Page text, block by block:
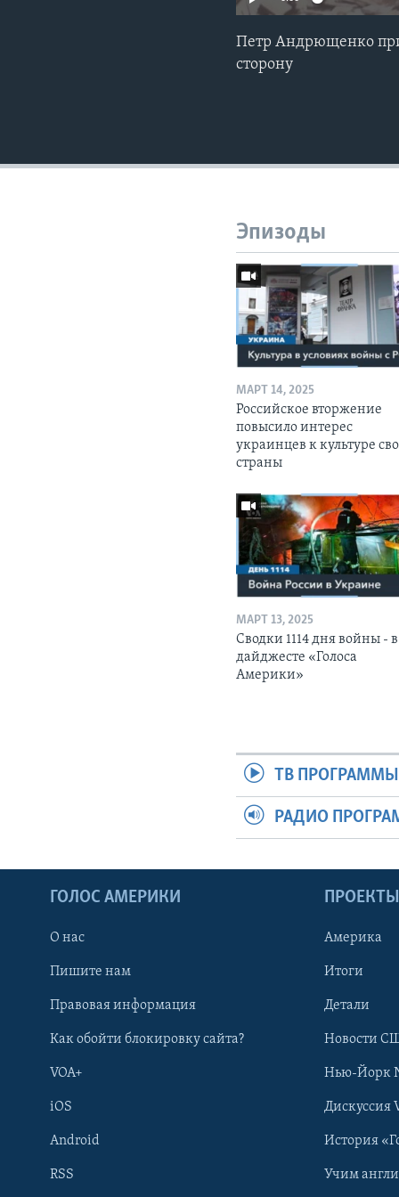
Петр Андрющенко
сторону
Эпизоды
МАРТ 14, 2025
Российское вторжение
повысило интерес
украинцев к культуре
страны
МАРТ 13, 2025
Сводки 1114 дня войны - в
дайджесте «Голоса
Америки»
ТВ ПРОГРАММЫ
РАДИО
ГОЛОС АМЕРИКИ
О нас
Пишите нам
Правовая информация
Как обойти блокировку сайта?
VOA+
iOS
Android
RSS
ПРОЕКТЫ
Америка
Итоги
Детали
Новости
Нью-Йорк
Дискуссия
История
Учим